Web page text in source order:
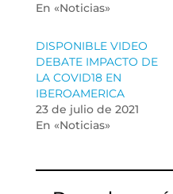
En «Noticias»
DISPONIBLE VIDEO
DEBATE IMPACTO DE
LA COVID18 EN
IBEROAMERICA
23 de julio de 2021
En «Noticias»